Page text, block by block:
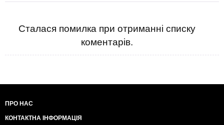
Сталася помилка при отриманні списку
коментарів.
ПРО НАС
КОНТАКТНА ІНФОРМАЦІЯ